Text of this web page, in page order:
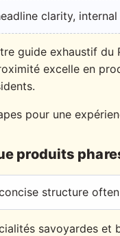
clarity,
guide exhaustif du
excelle en
pour une
produits
structure
savoyardes et